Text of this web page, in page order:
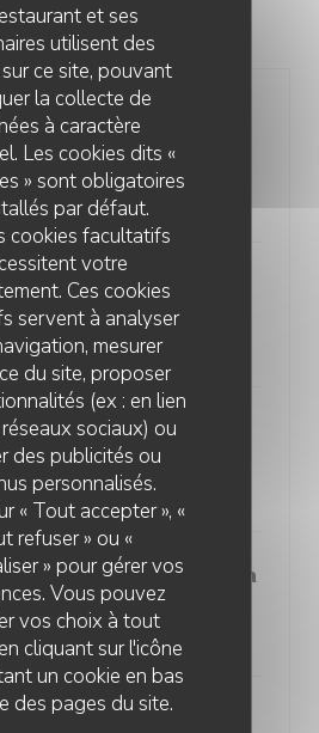
et ses
utilisent des
ce site, pouvant
la collecte de
à caractère
Les cookies dits «
» sont obligatoires
par défaut.
cookies facultatifs
votre
Ces cookies
servent à analyser
mesurer
du site, proposer
(ex : en lien
sociaux) ou
des publicités ou
personnalisés.
« Tout accepter », «
refuser » ou «
» pour gérer vos
Vous pouvez
vos choix à tout
cliquant sur l'icône
un cookie en bas
des pages du site.
PLATS
de poulet
vin jaune, frites ou salade
22,00 EUR
de bœuf, frites ou
salade
24,00 EUR
5A, sauce Porto,
ou salade
18,00 EUR
sauce échalote vin
frites ou salade
20,00 EUR
sauce secrète,
77EME